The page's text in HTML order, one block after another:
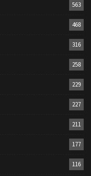
563
468
316
258
229
227
211
177
116